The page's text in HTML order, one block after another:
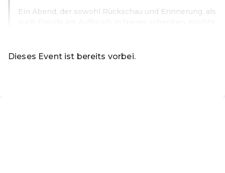
Ein Abend, der sowohl Rückschau und Erinnerung, als
Dieses Event ist bereits vorbei.